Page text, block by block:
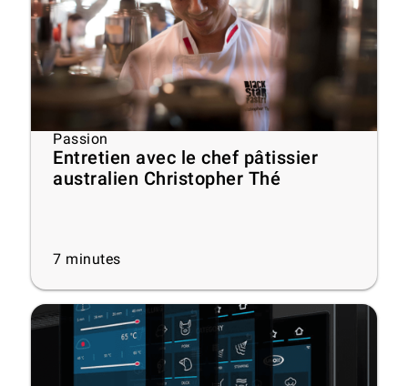
Passion
Entretien avec le chef pâtissier
australien Christopher Thé
7 minutes